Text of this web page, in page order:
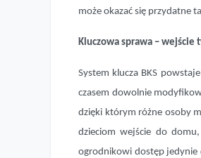
może okazać się przydatne
Kluczowa sprawa –
System klucza BKS
czasem dowolnie
dzięki którym różne osoby
dzieciom wejście do
ogrodnikowi dostęp jedynie